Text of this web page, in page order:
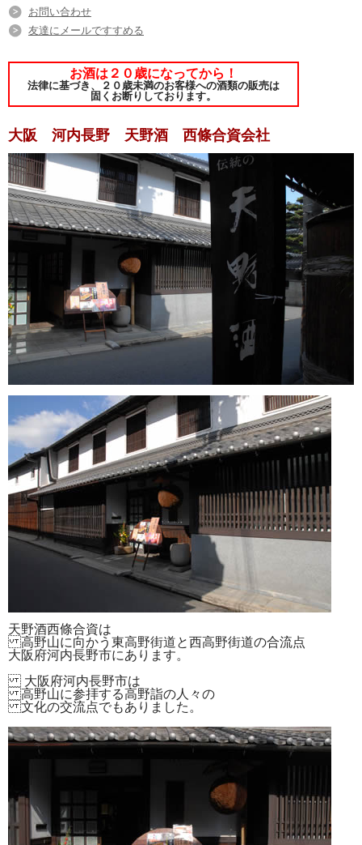
お問い合わせ
友達にメールですすめる
お酒は２０歳になってから！
法律に基づき、２０歳未満のお客様への酒類の販売は
固くお断りしております。
大阪 河内長野 天野酒 西條合資会社
天野酒西條合資は
高野山に向かう東高野街道と西高野街道の合流点
大阪府河内長野市にあります。
大阪府河内長野市は
高野山に参拝する高野詣の人々の
文化の交流点でもありました。